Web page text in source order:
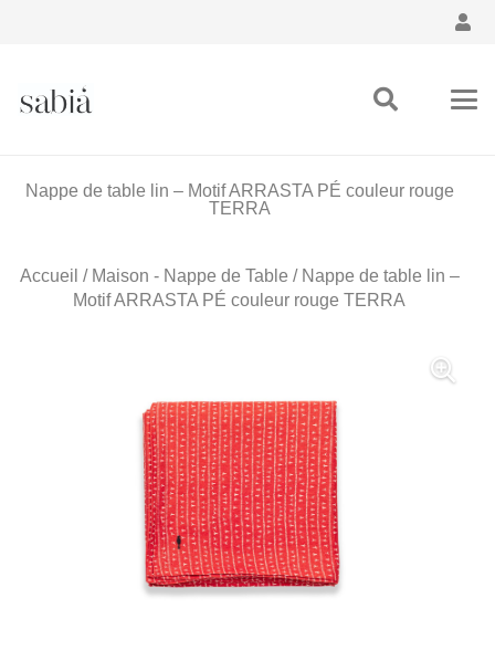
Nappe de table lin – Motif ARRASTA PÉ couleur rouge
TERRA
Accueil / Maison - Nappe de Table / Nappe de table lin –
Motif ARRASTA PÉ couleur rouge TERRA